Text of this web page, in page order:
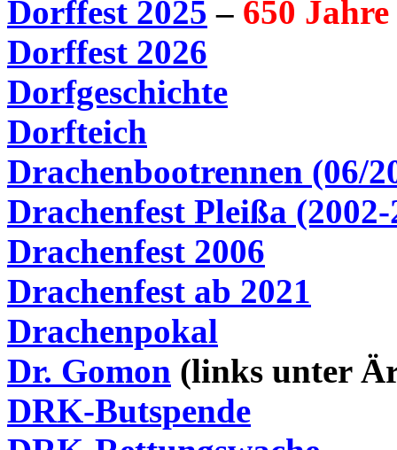
Dorffest 2025 – 650
Dorffest 2026
Dorfgeschichte
Dorfteich
Drachenbootrennen (06/
Drachenfest Pleißa
Drachenfest 2006
Drachenfest ab 2021
Drachenpokal
Dr. Gomon (links unter
DRK-Butspende